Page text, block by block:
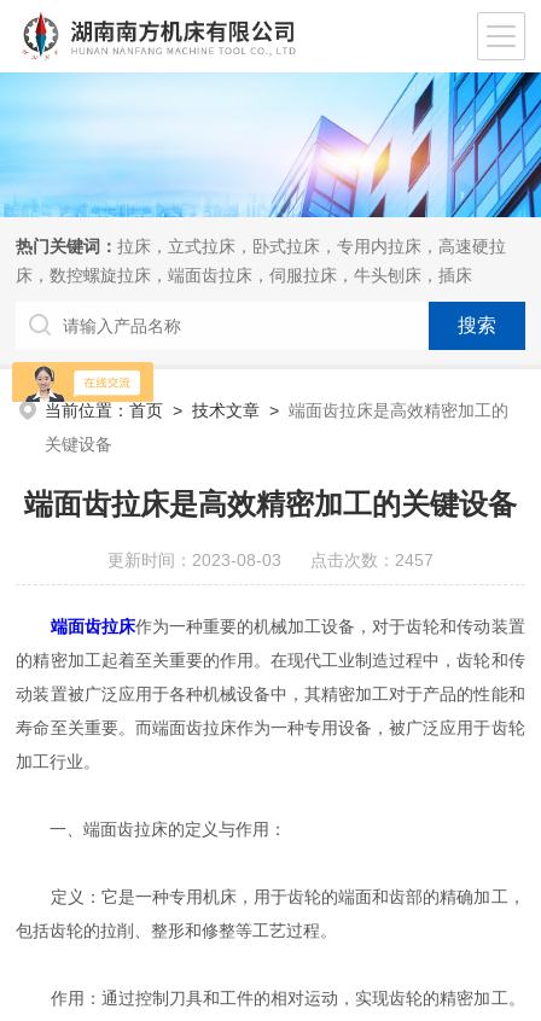
热门关键词：拉床，立式拉床，卧式拉床，专用内拉床，高速硬拉
床，数控螺旋拉床，端面齿拉床，伺服拉床，牛头刨床，插床
当前位置：首页 >技术文章 >端面齿拉床是高效精密加工的
关键设备
端面齿拉床是高效精密加工的关键设备
更新时间：2023-08-03 点击次数：2457
端面齿拉床作为一种重要的机械加工设备，对于齿轮和传动装置
的精密加工起着至关重要的作用。在现代工业制造过程中，齿轮和传
动装置被广泛应用于各种机械设备中，其精密加工对于产品的性能和
寿命至关重要。而端面齿拉床作为一种专用设备，被广泛应用于齿轮
加工行业。
一、端面齿拉床的定义与作用：
定义：它是一种专用机床，用于齿轮的端面和齿部的精确加工，
包括齿轮的拉削、整形和修整等工艺过程。
作用：通过控制刀具和工件的相对运动，实现齿轮的精密加工。